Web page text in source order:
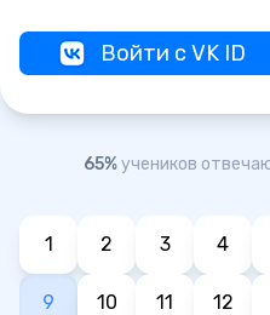
Войти с VK ID
65%учеников
1 2 3 4
9 10 11 12